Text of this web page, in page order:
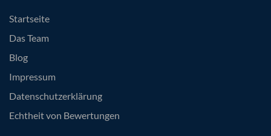
Startseite
Das Team
Blog
Impressum
Datenschutzerklärung
Echtheit von Bewertungen